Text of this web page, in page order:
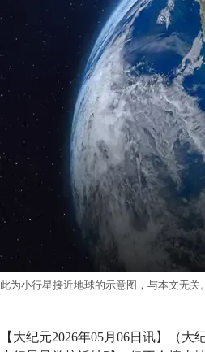
此为小行星接近地球的示意图，与本文无关
【大纪元2026年05月06日讯】（